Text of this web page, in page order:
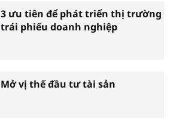
3 ưu tiên để phát triển thị trường
trái phiếu doanh nghiệp
Mở vị thế đầu tư tài sản